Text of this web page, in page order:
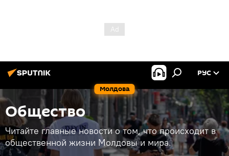
Молдова
РУС
Общество
Читайте главные новости о том, что происходит в
общественной жизни Молдовы и мира.